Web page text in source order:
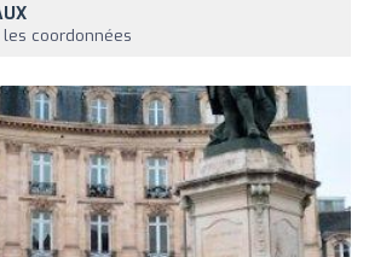
coordonnées